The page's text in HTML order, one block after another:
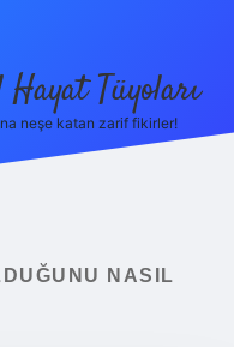
Hayat Tüyoları
neşe katan zarif fikirler!
NASIL